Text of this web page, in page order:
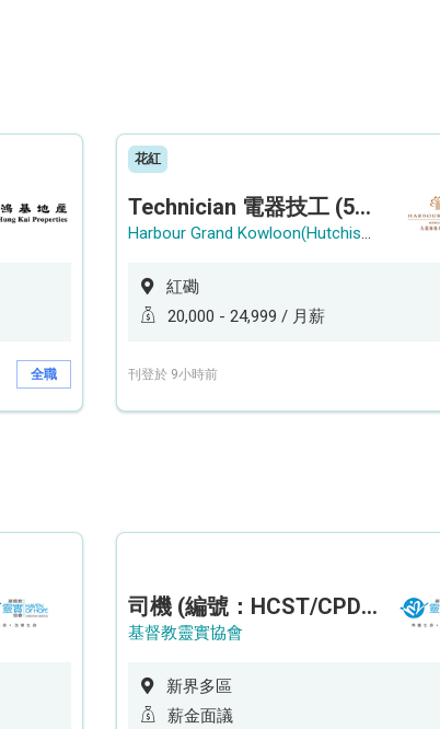
全職
花紅
Technician 電器技工 (5-Day Work Week)
Harbour Grand Kowloon(Hutchison Hotel Hong Kong Limited)
紅磡
20,000 - 24,999 / 月薪
刊登於 9小時前
司機 (編號：HCST/CPD/CTE)
基督教靈實協會
新界多區
薪金面議